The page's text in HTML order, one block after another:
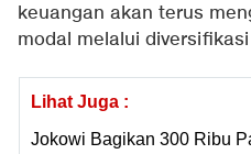
keuangan akan terus
modal melalui
Lihat Juga :
Jokowi Bagikan 300 Ribu